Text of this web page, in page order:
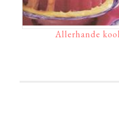
Allerhande